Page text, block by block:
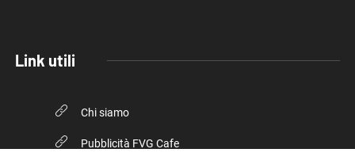
Link utili
Chi siamo
Pubblicità FVG Cafe